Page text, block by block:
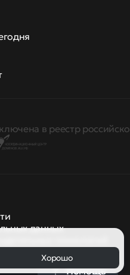
в реестр
данных
технологий
правила и политики
Хорошо
Помощь